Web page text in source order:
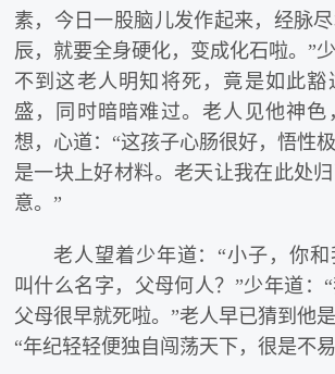
素，今日一股脑儿发作起来，经脉
辰，就要全身硬化，变成化石啦。”
不到这老人明知将死，竟是如此豁
盛，同时暗暗难过。老人见他神色
想，心道：“这孩子心肠很好，悟性
是一块上好材料。老天让我在此处
意。”
老人望着少年道：“小子，你
叫什么名字，父母何人？”少年道：
父母很早就死啦。”老人早已猜到他
“年纪轻轻便独自闯荡天下，很是不